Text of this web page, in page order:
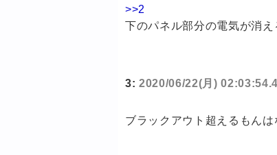
>>2
下のパネル部分の電気が消
3: 2020/06/22(月)
ブラックアウト超えるもんは